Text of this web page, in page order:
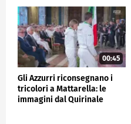
00:45
Gli Azzurri riconsegnano i
tricolori a Mattarella: le
immagini dal Quirinale